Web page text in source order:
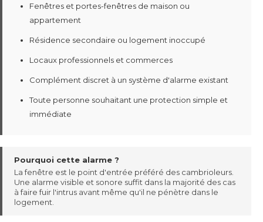
Fenêtres et portes-fenêtres de maison ou
appartement
Résidence secondaire ou logement inoccupé
Locaux professionnels et commerces
Complément discret à un système d'alarme existant
Toute personne souhaitant une protection simple et
immédiate
Pourquoi cette alarme ?
La fenêtre est le point d'entrée préféré des cambrioleurs.
Une alarme visible et sonore suffit dans la majorité des cas
à faire fuir l'intrus avant même qu'il ne pénètre dans le
logement.